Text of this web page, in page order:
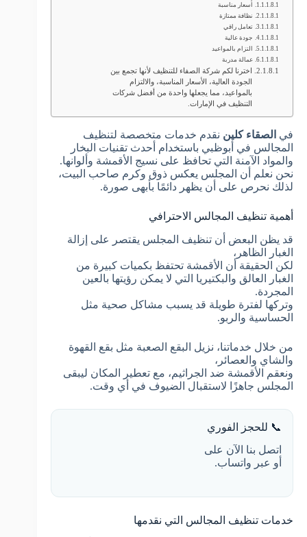
أسعار مناسبة
نظافة ممتازة
تعامل راقي
جودة عالية
التزام بالمواعيد
عمالة مدربة
اخترنا لكم شركة الصفاء للتنظيف لأنها تجمع بين
الجودة العالية، الأسعار المناسبة، والالتزام
بالمواعيد، مما يجعلها واحدة من أفضل شركات
التنظيف في الإمارات.
في الصقاء كلين نقدم خدمات متخصصة لتنظيف
المجالس في أبوظبي باستخدام أحدث تقنيات البخار
والمواد الآمنة التي تحافظ على نسيج الأقمشة وألوانها.
نحن نعلم أن المجلس يعكس ذوق وكرم صاحب البيت،
لذلك نحرص على أن يظهر دائمًا بأبهى صورة.
أهمية تنظيف المجالس الاحترافي
قد يظن البعض أن تنظيف المجلس يقتصر على إزالة
الغبار الظاهر،
لكن الحقيقة أن الأقمشة تحتفظ بكميات كبيرة من
الغبار العالق والبكتيريا التي لا يمكن رؤيتها بالعين
المجردة.
وتركها لفترة طويلة قد يسبب مشاكل صحية مثل
الحساسية والربو.
من خلال خدماتنا، نزيل البقع الصعبة مثل بقع القهوة
والشاي والعصائر،
ونعقم الأقمشة ضد الجراثيم، مع تعطير المكان ليبقى
المجلس جاهزًا لاستقبال الضيوف في أي وقت.
📞 للحجز الفوري
اتصل بنا الآن على
أو عبر واتساب.
خدمات تنظيف المجالس التي نقدمها